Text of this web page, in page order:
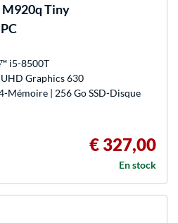
Tiny
i5-8500T
Graphics 630
Mémoire | 256 Go SSD-Disque
€ 327,00
En stock